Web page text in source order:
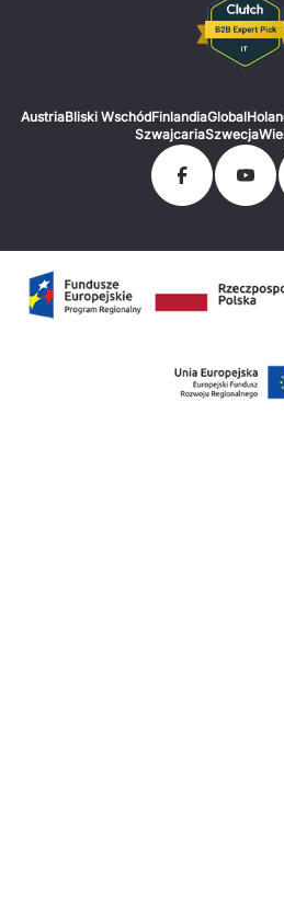
AustriaBliski WschódFinlandiaGlobal
SzwajcariaSzwecja